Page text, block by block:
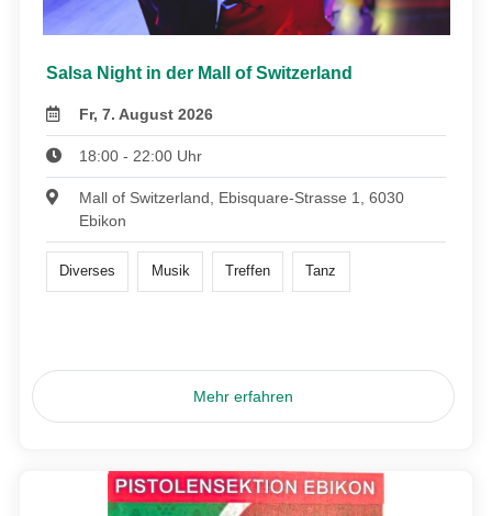
Salsa Night in der Mall of Switzerland
Fr, 7. August 2026
18:00 - 22:00 Uhr
Mall of Switzerland, Ebisquare-Strasse 1, 6030
Ebikon
Diverses Musik Treffen Tanz
Mehr erfahren